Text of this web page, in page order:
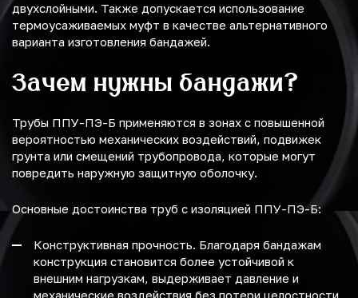
двухслойными. Также допускается использование
термоусаживаемых муфт в качестве альтернативного
варианта изготовления бандажей.
Зачем нужны бандажи?
Трубы ППУ-ПЭ-Б применяются в зонах с повышенной
вероятностью механических воздействий, подвижек
грунта или смещений трубопровода, которые могут
повредить наружную защитную оболочку.
Основные достоинства труб с изоляцией ППУ-ПЭ-Б:
Конструктивная прочность. Благодаря бандажам
конструкция становится более устойчивой к
внешним нагрузкам, выдерживает давление и
механические воздействия без потери целостности.